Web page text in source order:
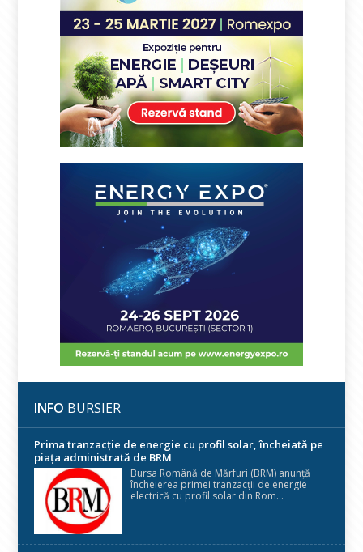
INFO BURSIER
Prima tranzacție de energie cu profil solar, încheiată pe
piața administrată de BRM
Bursa Română de Mărfuri (BRM) anunță
încheierea primei tranzacții de energie
electrică cu profil solar din Rom...